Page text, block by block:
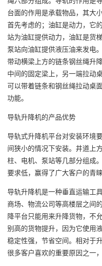
台面的作用是承载物品，其大
首先考虑的；油缸是动力，它
站为油缸提供动力，油缸是货
泵站向油缸提供液压油来发电
带动横梁上方的链条钢丝绳升
中间的固定梁上，另一端拉动
可以带着链条和钢丝绳拉动桌
功能。
导轨升降机的产品优势
导轨式升降机平台对安装环境
间狭小的情况下安装。井道上
柱、电机、泵站等几部分组成
要求低，赢得了广大客户的青
导轨升降机是一种垂直运输工
商场、物流公司等高楼层之间
降平台只能用来升降货物，不
别高的货物提升，因为它使用
稳定性强，节省空间。相对于
很多客户喜欢的重要原因之一